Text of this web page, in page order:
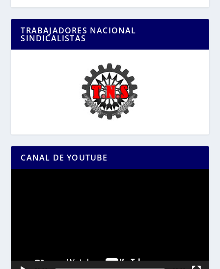
TRABAJADORES NACIONAL
SINDICALISTAS
CANAL DE YOUTUBE